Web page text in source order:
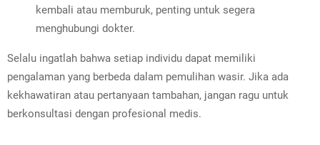
kembali atau memburuk, penting untuk segera
menghubungi dokter.
Selalu ingatlah bahwa setiap individu dapat memiliki
pengalaman yang berbeda dalam pemulihan wasir. Jika ada
kekhawatiran atau pertanyaan tambahan, jangan ragu untuk
berkonsultasi dengan profesional medis.